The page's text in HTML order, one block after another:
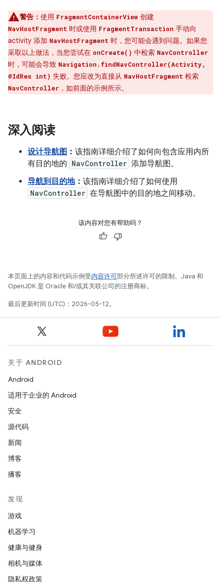
警告： 使用 FragmentContainerView 创建
NavHostFragment 时或使用 FragmentTransaction 手动向
activity 添加 NavHostFragment 时，您可能会遇到问题。如果您
采取以上做法，当您尝试在 onCreate() 中检索 NavController
时，可能会导致 Navigation.findNavController(Activity,
@IdRes int) 失败。您应改为直接从 NavHostFragment 检索
NavController ，如前面的示例所示。
深入阅读
设计导航图 ： 该指南详细介绍了如何向包含应用内所
有目的地的 NavController 添加导航图。
导航到目的地： 该指南详细介绍了如何使用
NavController 在导航图中的目的地之间移动。
该内容对您有帮助吗？
本页面上的内容和代码示例受内容许可部分所述许可的限制。Java 和
OpenJDK 是 Oracle 和/或其关联公司的注册商标。
最后更新时间 (UTC)：2026-05-12。
关于 ANDROID
Android
适用于企业的 Android
安全
源代码
新闻
博客
播客
发现
游戏
机器学习
健康与健身
相机与媒体
隐私权政策